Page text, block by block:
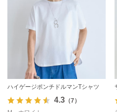
ハイゲージポンチドルマンTシャツ
4.3（7）